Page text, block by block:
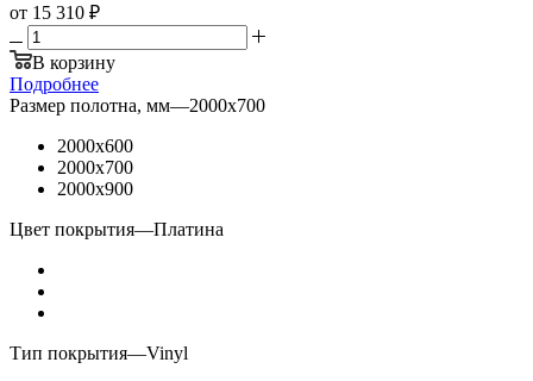
от 15 310 ₽
В корзину
Подробнее
Размер полотна, мм—2000x700
2000x600
2000x700
2000x900
Цвет покрытия—Платина
Тип покрытия—Vinyl